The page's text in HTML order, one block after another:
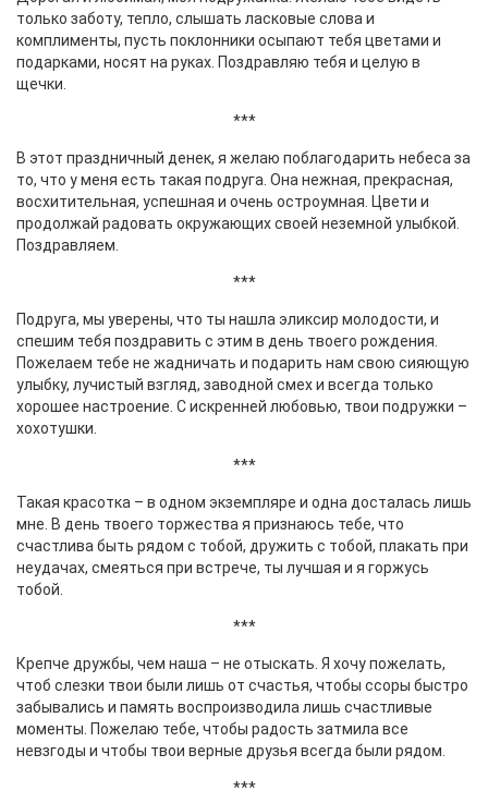
только заботу, тепло, слышать ласковые слова и
комплименты, пусть поклонники осыпают тебя цветами и
подарками, носят на руках. Поздравляю тебя и целую в
щечки.
***
В этот праздничный денек, я желаю поблагодарить небеса за
то, что у меня есть такая подруга. Она нежная, прекрасная,
восхитительная, успешная и очень остроумная. Цвети и
продолжай радовать окружающих своей неземной улыбкой.
Поздравляем.
***
Подруга, мы уверены, что ты нашла эликсир молодости, и
спешим тебя поздравить с этим в день твоего рождения.
Пожелаем тебе не жадничать и подарить нам свою сияющую
улыбку, лучистый взгляд, заводной смех и всегда только
хорошее настроение. С искренней любовью, твои подружки –
хохотушки.
***
Такая красотка – в одном экземпляре и одна досталась лишь
мне. В день твоего торжества я признаюсь тебе, что
счастлива быть рядом с тобой, дружить с тобой, плакать при
неудачах, смеяться при встрече, ты лучшая и я горжусь
тобой.
***
Крепче дружбы, чем наша – не отыскать. Я хочу пожелать,
чтоб слезки твои были лишь от счастья, чтобы ссоры быстро
забывались и память воспроизводила лишь счастливые
моменты. Пожелаю тебе, чтобы радость затмила все
невзгоды и чтобы твои верные друзья всегда были рядом.
***